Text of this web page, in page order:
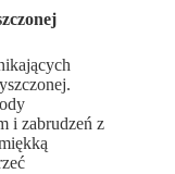
i zabrudzeń z